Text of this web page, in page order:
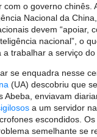
com o governo chinês.
Nacional da
devem “apoiar,
nacional”, o
trabalhar a serviço do
se enquadra nesse
(UA) descobriu que
Abeba, enviavam
a um servidor
escondidos.
semelhante se